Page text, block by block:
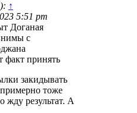
↑
5:51 pm
Доганая
с
факт принять
закидывать
тоже
жду результат. А